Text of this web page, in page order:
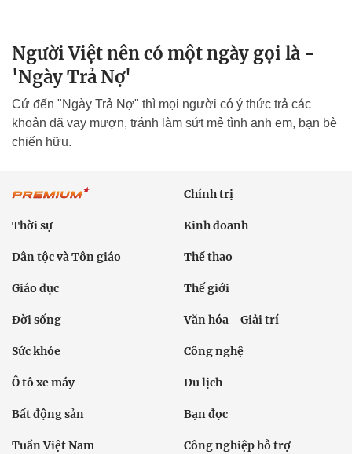
Người Việt nên có một ngày gọi là -
'Ngày Trả Nợ'
Cứ đến "Ngày Trả Nợ" thì mọi người có ý thức trả các
khoản đã vay mượn, tránh làm sứt mẻ tình anh em, bạn bè
chiến hữu.
Chính trị
Thời sự Kinh doanh
Dân tộc và Tôn giáo Thể thao
Giáo dục Thế giới
Đời sống Văn hóa - Giải trí
Sức khỏe Công nghệ
Ô tô xe máy Du lịch
Bất động sản Bạn đọc
Tuần Việt Nam Công nghiệp hỗ trợ